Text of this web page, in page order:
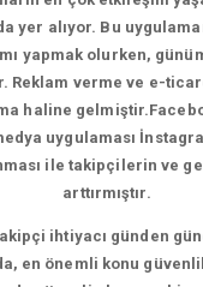
yer alıyor. Bu
yapmak olurken,
Reklam verme ve e-
haline
uygulaması
ile takipçilerin ve
arttırmıştır.
ihtiyacı günden
en önemli konu